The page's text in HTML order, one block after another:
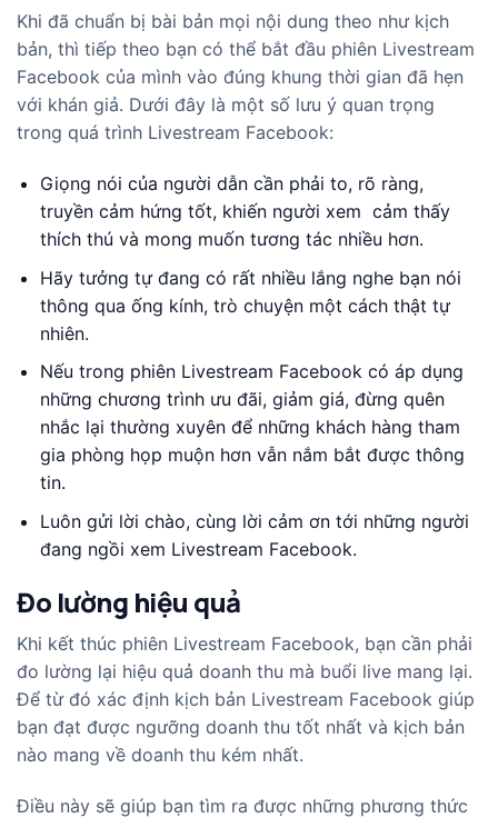
Khi đã chuẩn bị bài bản mọi nội dung theo như kịch
bản, thì tiếp theo bạn có thể bắt đầu phiên Livestream
Facebook của mình vào đúng khung thời gian đã hẹn
với khán giả. Dưới đây là một số lưu ý quan trọng
trong quá trình Livestream Facebook:
Giọng nói của người dẫn cần phải to, rõ ràng,
truyền cảm hứng tốt, khiến người xem cảm thấy
thích thú và mong muốn tương tác nhiều hơn.
Hãy tưởng tự đang có rất nhiều lắng nghe bạn nói
thông qua ống kính, trò chuyện một cách thật tự
nhiên.
Nếu trong phiên Livestream Facebook có áp dụng
những chương trình ưu đãi, giảm giá, đừng quên
nhắc lại thường xuyên để những khách hàng tham
gia phòng họp muộn hơn vẫn nắm bắt được thông
tin.
Luôn gửi lời chào, cùng lời cảm ơn tới những người
đang ngồi xem Livestream Facebook.
Đo lường hiệu quả
Khi kết thúc phiên Livestream Facebook, bạn cần phải
đo lường lại hiệu quả doanh thu mà buổi live mang lại.
Để từ đó xác định kịch bản Livestream Facebook giúp
bạn đạt được ngưỡng doanh thu tốt nhất và kịch bản
nào mang về doanh thu kém nhất.
Điều này sẽ giúp bạn tìm ra được những phương thức